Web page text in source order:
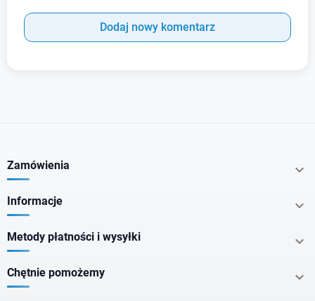
Dodaj nowy komentarz
Zamówienia 
Informacje 
Metody płatności i wysyłki 
Chętnie pomożemy 